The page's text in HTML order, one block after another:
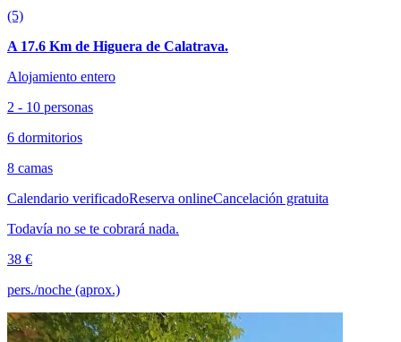
(5)
A 17.6 Km de Higuera de Calatrava.
Alojamiento entero
2 - 10 personas
6 dormitorios
8 camas
Calendario verificadoReserva onlineCancelación gratuita
Todavía no se te cobrará nada.
38 €
pers./noche (aprox.)